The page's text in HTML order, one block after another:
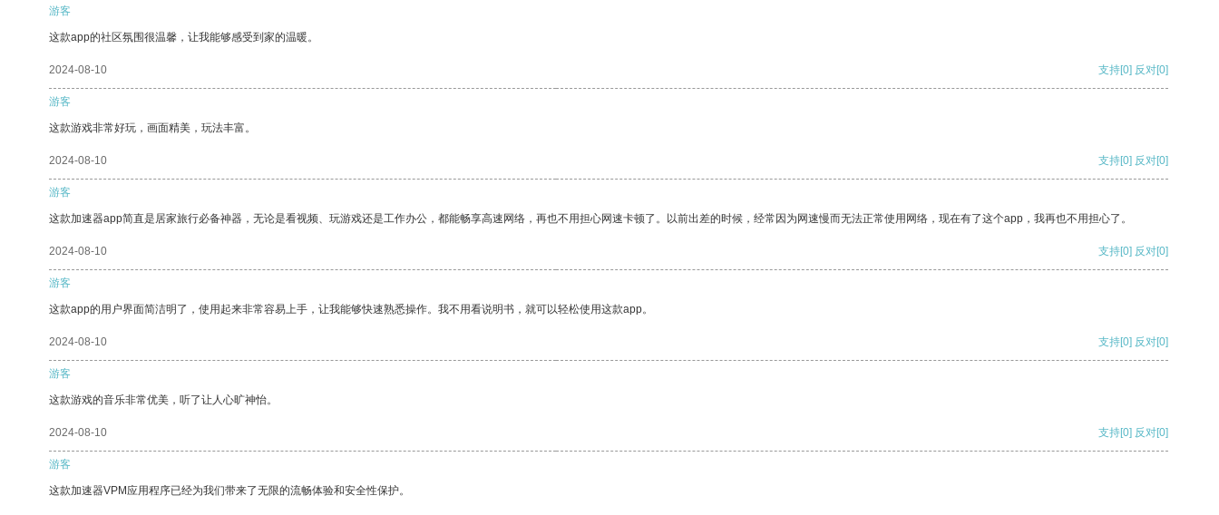
游客
这款app的社区氛围很温馨，让我能够感受到家的温暖。
2024-08-10 支持[0] 反对[0]
游客
这款游戏非常好玩，画面精美，玩法丰富。
2024-08-10 支持[0] 反对[0]
游客
这款加速器app简直是居家旅行必备神器，无论是看视频、玩游戏还是工作办公，都能畅享高速网络，再也不用担心网速卡顿了。以前出差的时候，经常因为网速慢而无法正常使用网络，现在有了这个app，我再也不用担心了。
2024-08-10 支持[0] 反对[0]
游客
这款app的用户界面简洁明了，使用起来非常容易上手，让我能够快速熟悉操作。我不用看说明书，就可以轻松使用这款app。
2024-08-10 支持[0] 反对[0]
游客
这款游戏的音乐非常优美，听了让人心旷神怡。
2024-08-10 支持[0] 反对[0]
游客
这款加速器VPM应用程序已经为我们带来了无限的流畅体验和安全性保护。